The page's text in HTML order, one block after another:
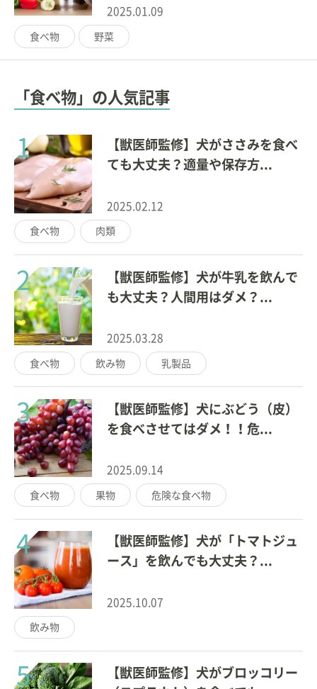
2025.01.09
食べ物 野菜
「食べ物」の人気記事
1
【獣医師監修】犬がささみを食べ
ても大丈夫？適量や保存方...
2025.02.12
食べ物 肉類
2
【獣医師監修】犬が牛乳を飲んで
も大丈夫？人間用はダメ？...
2025.03.28
食べ物 飲み物 乳製品
3
【獣医師監修】犬にぶどう（皮）
を食べさせてはダメ！！危...
2025.09.14
食べ物 果物 危険な食べ物
4
【獣医師監修】犬が「トマトジュ
ース」を飲んでも大丈夫？...
2025.10.07
飲み物
5
【獣医師監修】犬がブロッコリー